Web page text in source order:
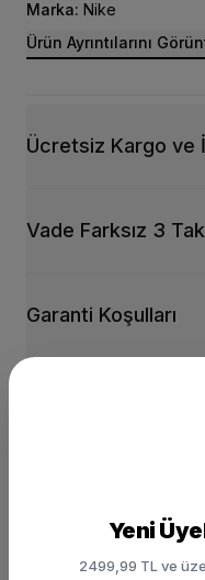
Marka: Nike
Ürün Ayrıntılarını
Ücretsiz Kargo ve
Vade Farksız 3
Garanti Koşulları
KOMBIN FIRSATI
Yeni
2499,99 TL ve